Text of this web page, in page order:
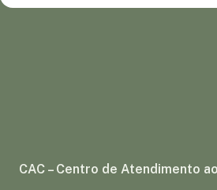
CAC – Centro de Atendimento